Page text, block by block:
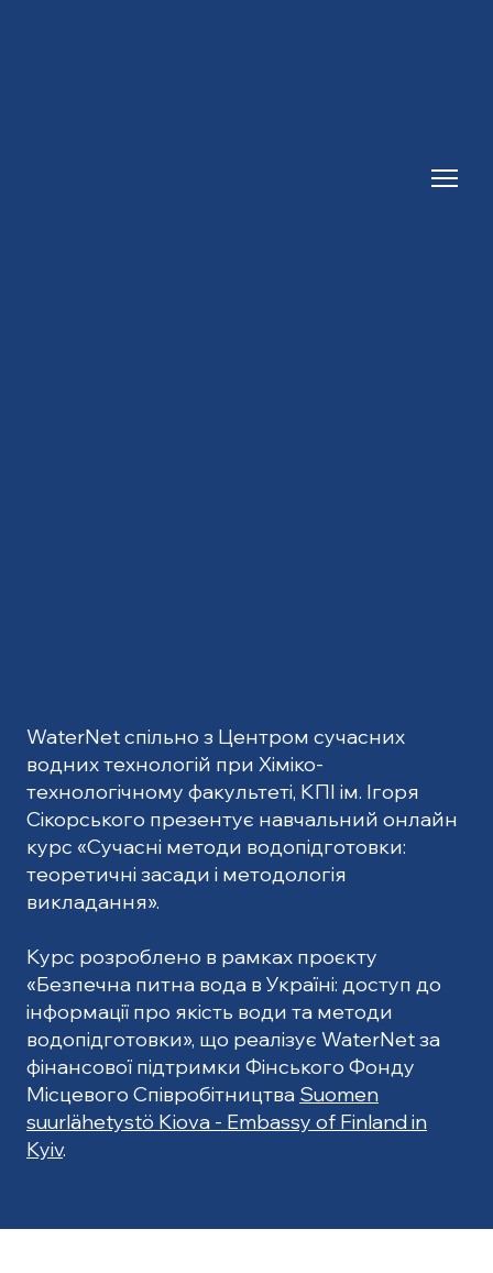
WaterNet спільно з Центром сучасних
водних технологій при Хіміко-
технологічному факультеті, КПІ ім. Ігоря
Сікорського презентує навчальний онлайн
курс «Сучасні методи водопідготовки:
теоретичні засади і методологія
викладання».
Курс розроблено в рамках проєкту
«Безпечна питна вода в Україні: доступ до
інформації про якість води та методи
водопідготовки», що реалізує WaterNet за
фінансової підтримки Фінського Фонду
Місцевого Співробітництва Suomen
suurlähetystö Kiova - Embassy of Finland in
Kyiv.